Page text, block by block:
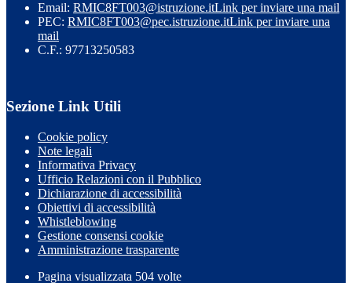
Email: RMIC8FT003@istruzione.itLink per inviare una mail
PEC: RMIC8FT003@pec.istruzione.itLink per inviare una
mail
C.F.: 97713250583
Sezione Link Utili
Cookie policy
Note legali
Informativa Privacy
Ufficio Relazioni con il Pubblico
Dichiarazione di accessibilità
Obiettivi di accessibilità
Whistleblowing
Gestione consensi cookie
Amministrazione trasparente
Pagina visualizzata 504 volte